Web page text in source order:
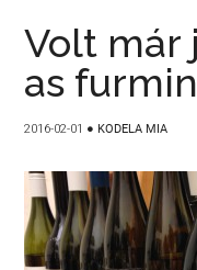
Volt már
as
2016-02-01 ● KODELA MIA